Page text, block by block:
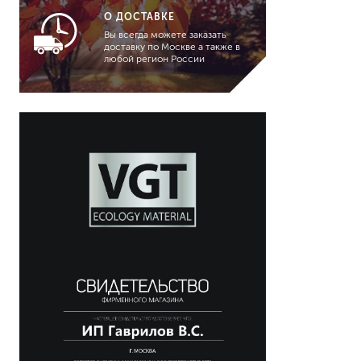
окна, двери
печь, камин
подвал, лоджия, подземная
парковка
профили, декоративные
детали
сантехника
стены
трубы, радиаторы
отопления
О ДОСТАВКЕ
Вы всегда можете заказать
доставку по Москве а также в
любой регион России